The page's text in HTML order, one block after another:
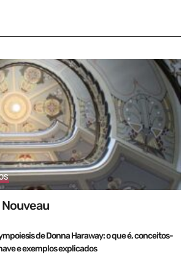
de Donna Haraway: o que é, conceitos-
e exemplos explicados